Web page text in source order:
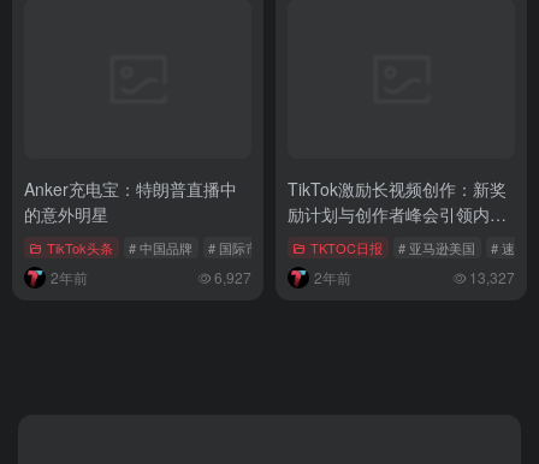
Anker充电宝：特朗普直播中
的意外明星
TikTok头条 # 中国品牌 # 国际市场 # 社交媒体营销
2年前 6,927
TikTok激励长视频创作：新奖
励计划与创作者峰会引领内容
革新浪潮
TKTOC日报 # 亚马逊美国 # 速卖
2年前 13,327